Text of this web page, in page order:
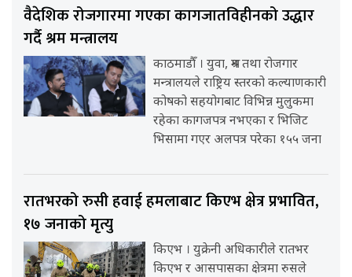
वैदेशिक रोजगारमा गएका कागजातविहीनको उद्धार
गर्दै श्रम मन्त्रालय
काठमाडौँ । युवा, श्रम तथा रोजगार
मन्त्रालयले राष्ट्रिय स्तरको कल्याणकारी
कोषको सहयोगबाट विभिन्न मुलुकमा
रहेका कागजपत्र नभएका र भिजिट
भिसामा गएर अलपत्र परेका १५५ जना
रातभरको रुसी हवाई हमलाबाट किएभ क्षेत्र प्रभावित,
१७ जनाको मृत्यु
किएभ । युक्रेनी अधिकारीले रातभर
किएभ र आसपासका क्षेत्रमा रुसले